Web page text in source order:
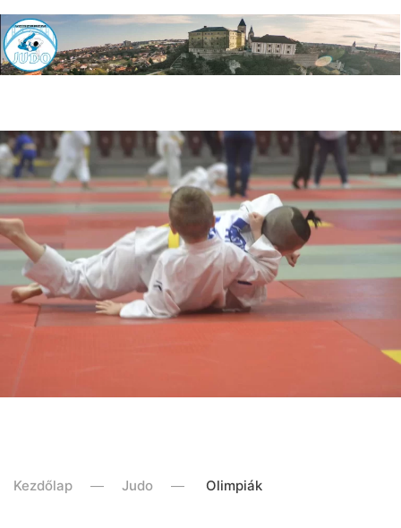
Kezdőlap Judo Olimpiák